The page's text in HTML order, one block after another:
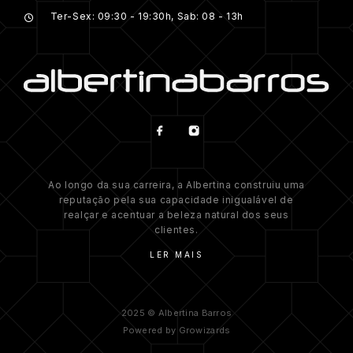
Ter-Sex: 09:30 - 19:30h, Sab: 08 - 13h
Ao longo da sua carreira, a Albertina construiu uma
reputação pela sua capacidade inigualável de
realçar e acentuar a beleza natural dos seus
clientes.
LER MAIS
2025 © Albertina Barros
Powered by Growizards